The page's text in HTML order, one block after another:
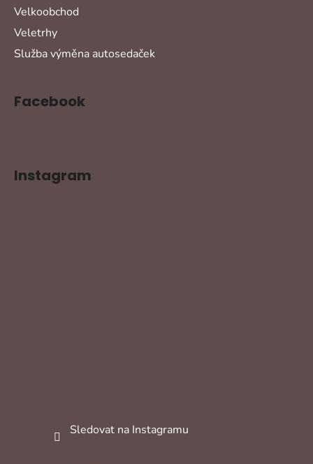
Velkoobchod
Veletrhy
Služba výměna autosedaček
Facebook
Instagram
Sledovat na Instagramu